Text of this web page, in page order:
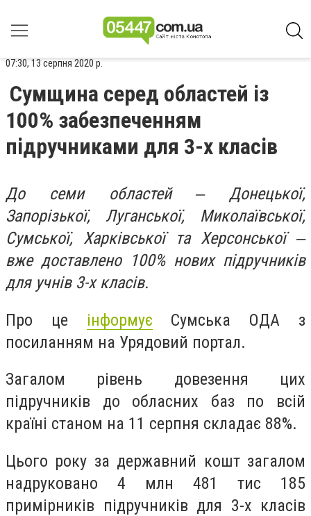
07:30, 13 серпня 2020 р.
Сумщина серед областей із
100% забезпеченням
підручниками для 3-х класів
До семи областей ‒ Донецької,
Запорізької, Луганської, Миколаївської,
Сумської, Харківської та Херсонської ‒
вже доставлено 100% нових підручників
для учнів 3-х класів.
Про це інформує Сумська ОДА з
посиланням на Урядовий портал.
Загалом рівень довезення цих
підручників до обласних баз по всій
країні станом на 11 серпня складає 88%.
Цього року за державний кошт загалом
надруковано 4 млн 481 тис 185
примірників підручників для 3-х класів